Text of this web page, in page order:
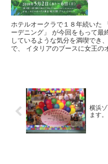
ホテルオークラで１８年続いた
ーデニング」 が今回をもって最
しているような気分を満喫でき
で、 イタリアのブースに女王の
横浜
ます。